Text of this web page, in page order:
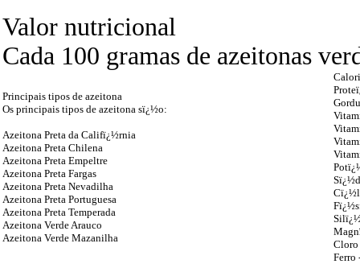
Valor nutricional
Cada 100 gramas de azeitonas
Principais tipos de azeitona
Os principais tipos de azeitona sï¿½o:
Azeitona Preta da Califï¿½rnia
Azeitona Preta Chilena
Azeitona Preta Empeltre
Azeitona Preta Fargas
Azeitona Preta Nevadilha
Azeitona Preta Portuguesa
Azeitona Preta Temperada
Azeitona Verde Arauco
Azeitona Verde Mazanilha
Cloro
Ferro